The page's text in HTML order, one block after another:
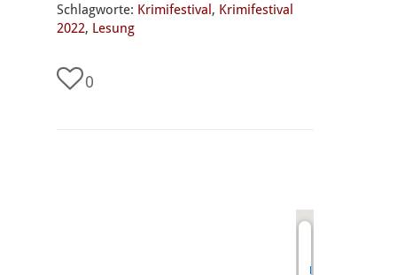
Schlagworte: Krimifestival , Krimifestival
2022, Lesung
0
Modehaus